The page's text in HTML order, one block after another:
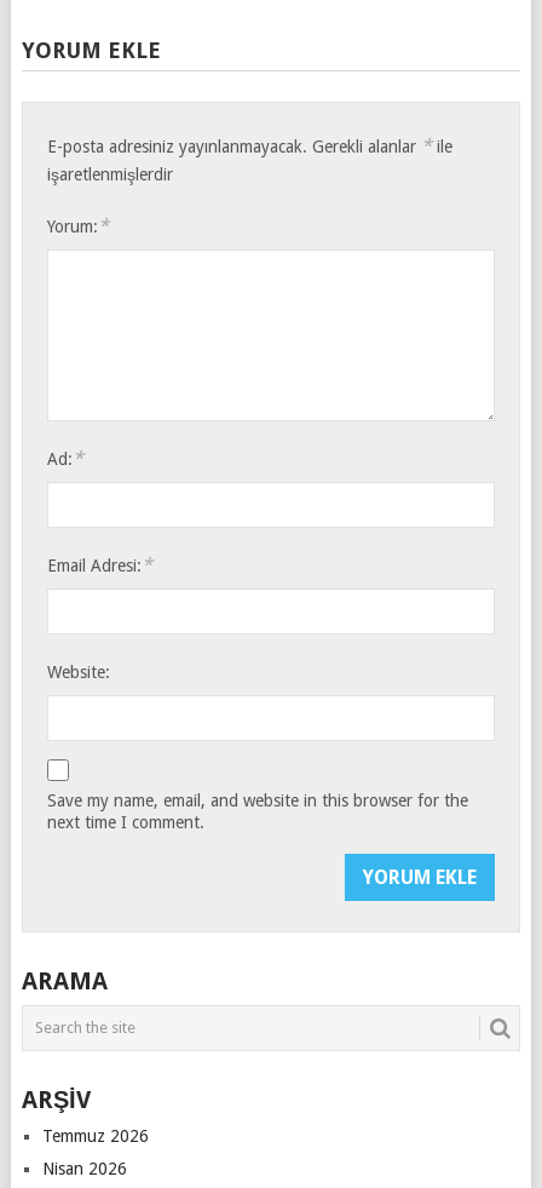
YORUM EKLE
E-posta adresiniz yayınlanmayacak. Gerekli alanlar *ile
işaretlenmişlerdir
Yorum: *
Ad: *
Email Adresi: *
Website:
Save my name, email, and website in this browser for the
next time I comment.
ARAMA
ARŞİV
Temmuz 2026
Nisan 2026